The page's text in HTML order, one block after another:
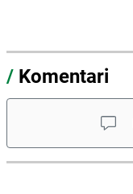
/ Komentari